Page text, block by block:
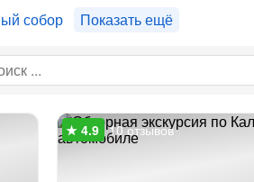
собор Показать ещё
10 отзывов